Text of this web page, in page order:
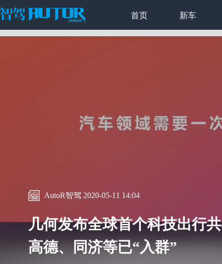
首页 新车
AutoR智驾 2020-05-11 14:04
几何发布全球首个科技出行
高德、同济等已“入群”